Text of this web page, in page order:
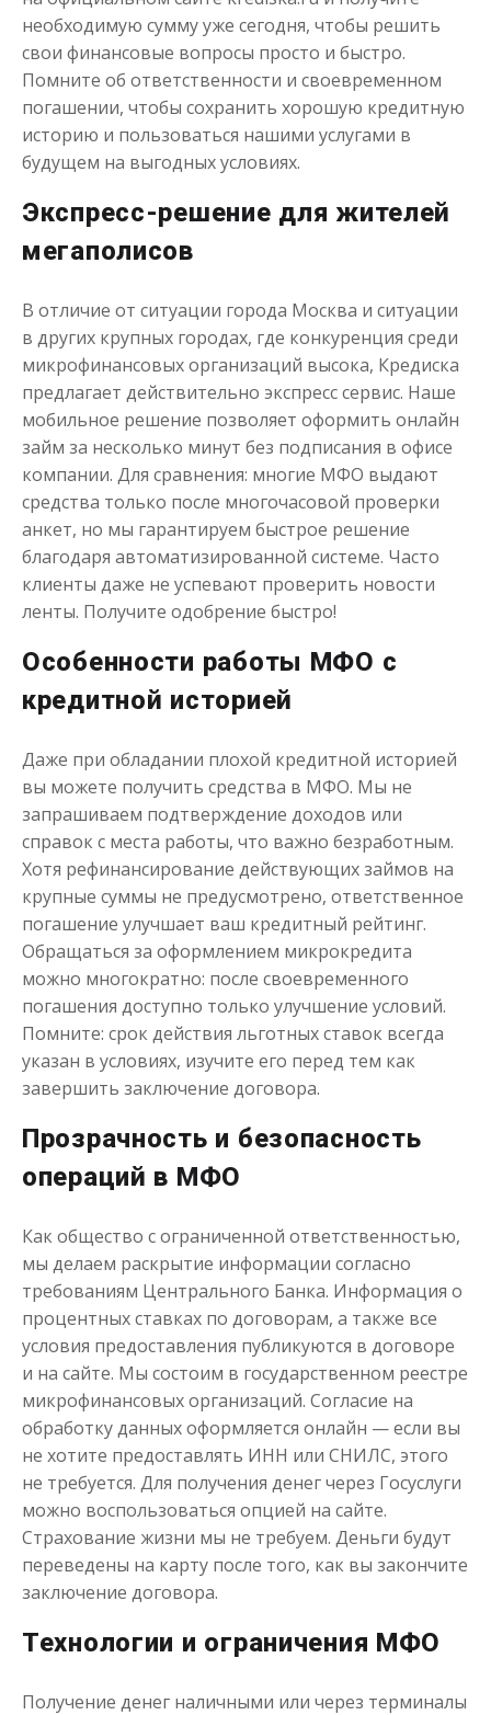
необходимую сумму уже сегодня, чтобы решить
свои финансовые вопросы просто и быстро.
Помните об ответственности и своевременном
погашении, чтобы сохранить хорошую кредитную
историю и пользоваться нашими услугами в
будущем на выгодных условиях.
Экспресс-решение для жителей
мегаполисов
В отличие от ситуации города Москва и ситуации
в других крупных городах, где конкуренция среди
микрофинансовых организаций высока, Кредиска
предлагает действительно экспресс сервис. Наше
мобильное решение позволяет оформить онлайн
займ за несколько минут без подписания в офисе
компании. Для сравнения: многие МФО выдают
средства только после многочасовой проверки
анкет, но мы гарантируем быстрое решение
благодаря автоматизированной системе. Часто
клиенты даже не успевают проверить новости
ленты. Получите одобрение быстро!
Особенности работы МФО с
кредитной историей
Даже при обладании плохой кредитной историей
вы можете получить средства в МФО. Мы не
запрашиваем подтверждение доходов или
справок с места работы, что важно безработным.
Хотя рефинансирование действующих займов на
крупные суммы не предусмотрено, ответственное
погашение улучшает ваш кредитный рейтинг.
Обращаться за оформлением микрокредита
можно многократно: после своевременного
погашения доступно только улучшение условий.
Помните: срок действия льготных ставок всегда
указан в условиях, изучите его перед тем как
завершить заключение договора.
Прозрачность и безопасность
операций в МФО
Как общество с ограниченной ответственностью,
мы делаем раскрытие информации согласно
требованиям Центрального Банка. Информация о
процентных ставках по договорам, а также все
условия предоставления публикуются в договоре
и на сайте. Мы состоим в государственном реестре
микрофинансовых организаций. Согласие на
обработку данных оформляется онлайн — если вы
не хотите предоставлять ИНН или СНИЛС, этого
не требуется. Для получения денег через Госуслуги
можно воспользоваться опцией на сайте.
Страхование жизни мы не требуем. Деньги будут
переведены на карту после того, как вы закончите
заключение договора.
Технологии и ограничения МФО
Получение денег наличными или через терминалы